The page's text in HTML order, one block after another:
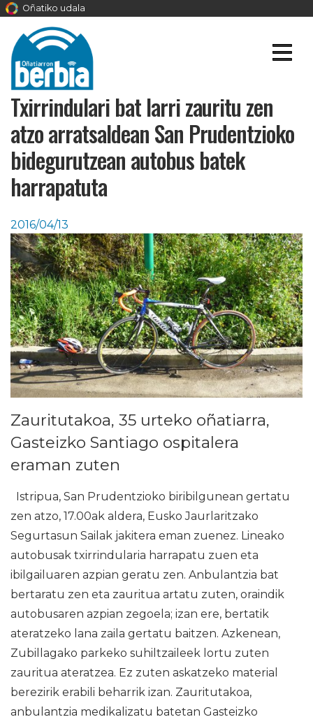
Oñatiko udala
Txirrindulari bat larri zauritu zen
atzo arratsaldean San Prudentzioko
bidegurutzean autobus batek
harrapatuta
2016/04/13
Zauritutakoa, 35 urteko oñatiarra,
Gasteizko Santiago ospitalera
eraman zuten
Istripua, San Prudentzioko biribilgunean gertatu
zen atzo, 17.00ak aldera, Eusko Jaurlaritzako
Segurtasun Sailak jakitera eman zuenez. Lineako
autobusak txirrindularia harrapatu zuen eta
ibilgailuaren azpian geratu zen. Anbulantzia bat
bertaratu zen eta zauritua artatu zuten, oraindik
autobusaren azpian zegoela; izan ere, bertatik
ateratzeko lana zaila gertatu baitzen. Azkenean,
Zubillagako parkeko suhiltzaileek lortu zuten
zauritua ateratzea. Ez zuten askatzeko material
berezirik erabili beharrik izan. Zauritutakoa,
anbulantzia medikalizatu batetan Gasteizko